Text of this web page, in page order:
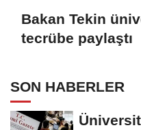
Bakan Tekin
tecrübe paylaştı
SON HABERLER